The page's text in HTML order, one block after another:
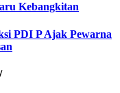
Kebangkitan
PDI P Ajak Pewarna